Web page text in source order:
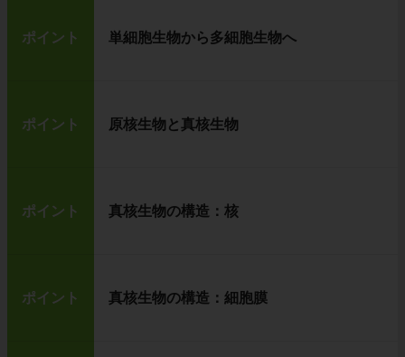
ポイント 単細胞生物から多細胞生物へ
ポイント 原核生物と真核生物
ポイント 真核生物の構造：核
ポイント 真核生物の構造：細胞膜